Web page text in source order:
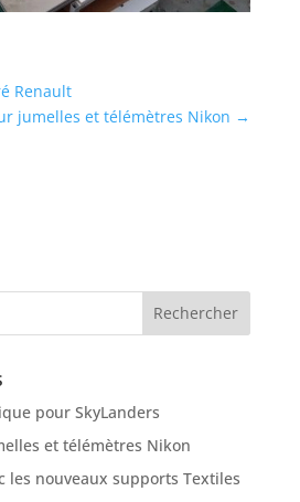
Renault
jumelles et télémètres Nikon →
pour SkyLanders
et télémètres Nikon
les nouveaux supports Textiles